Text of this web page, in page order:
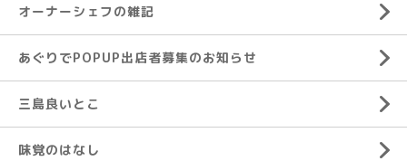
オーナーシェフの雑記
あぐりでPOPUP出店者募集のお知らせ
三島良いとこ
味覚のはなし